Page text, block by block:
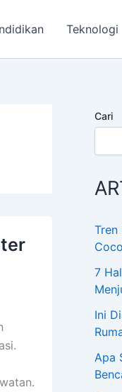
Teknologi
Cari
Tren
7
Ini
Apa